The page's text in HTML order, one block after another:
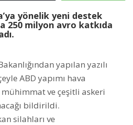
yönelik yeni destek
250 milyon avro katkıda
yapılan yazılı
ABD yapımı hava
ve çeşitli askeri
bildirildi.
silahları ve